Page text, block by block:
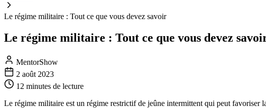
Le régime militaire : Tout ce que vous devez savoir
Le régime militaire : Tout ce que vous devez
MentorShow
2 août 2023
12 minutes de lecture
Le régime militaire est un régime restrictif de jeûne intermittent qui peut